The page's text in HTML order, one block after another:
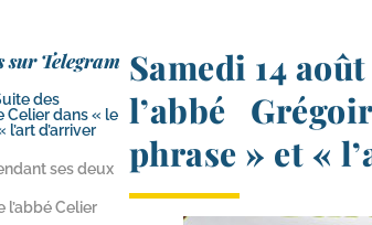
sur Telegram
des
Celier dans « le
d’arriver
ses deux
l’abbé Celier
Samedi 14
l’abbé
phrase » et «